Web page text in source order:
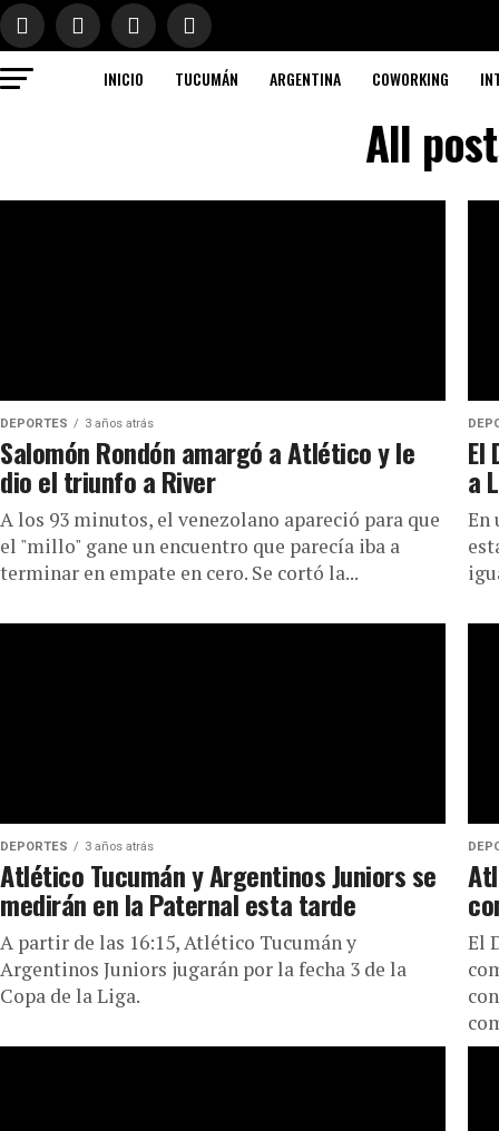
INICIO TUCUMÁN ARGENTINA COWORKING
All
DEPORTES 3 años atrás
Salomón Rondón amargó a Atlético y le
dio el triunfo a River
A los 93 minutos, el venezolano apareció para que
el "millo" gane un encuentro que parecía iba a
terminar en empate en cero. Se cortó la...
El
a
En
DEPORTES 3 años atrás
Atlético Tucumán y Argentinos Juniors se
medirán en la Paternal esta tarde
A partir de las 16:15, Atlético Tucumán y
Argentinos Juniors jugarán por la fecha 3 de la
Copa de la Liga.
El